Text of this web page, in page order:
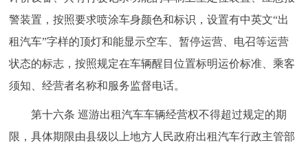
警装置，按照要求喷涂车身颜色和标识，设置有中英文“出
租汽车”字样的顶灯和能显示空车、暂停运营、电召等运营
状态的标志，按照规定在车辆醒目位置标明运价标准、乘客
须知、经营者名称和服务监督电话。
第十六条 巡游出租汽车车辆经营权不得超过规定的期
限，具体期限由县级以上地方人民政府出租汽车行政主管部